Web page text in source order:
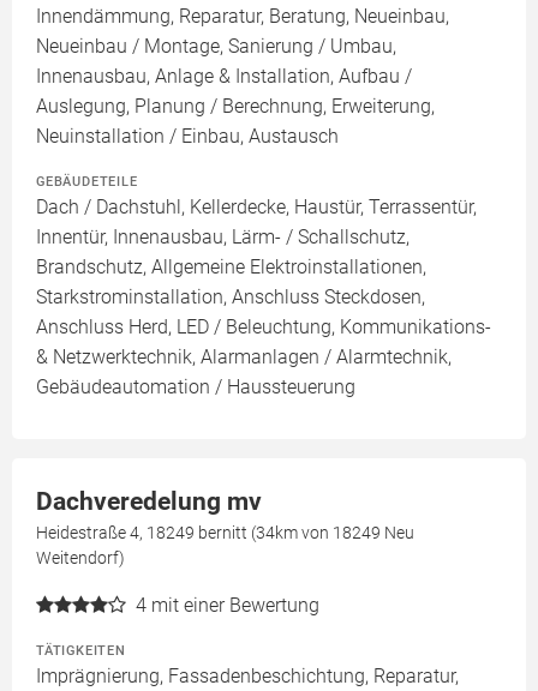
Innendämmung, Reparatur, Beratung, Neueinbau,
Neueinbau / Montage, Sanierung / Umbau,
Innenausbau, Anlage & Installation, Aufbau /
Auslegung, Planung / Berechnung, Erweiterung,
Neuinstallation / Einbau, Austausch
GEBÄUDETEILE
Dach / Dachstuhl, Kellerdecke, Haustür, Terrassentür,
Innentür, Innenausbau, Lärm- / Schallschutz,
Brandschutz, Allgemeine Elektroinstallationen,
Starkstrominstallation, Anschluss Steckdosen,
Anschluss Herd, LED / Beleuchtung, Kommunikations-
& Netzwerktechnik, Alarmanlagen / Alarmtechnik,
Gebäudeautomation / Haussteuerung
Dachveredelung mv
Heidestraße 4, 18249 bernitt (34km von 18249 Neu
Weitendorf)
4 mit einer Bewertung
TÄTIGKEITEN
Imprägnierung, Fassadenbeschichtung, Reparatur,